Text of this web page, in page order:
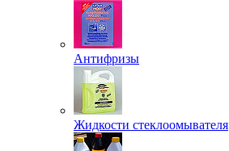
Антифризы
Жидкости стеклоомывателя